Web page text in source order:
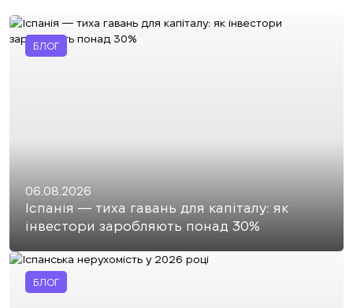
БЛОГ
06.08.2026
Іспанія — тиха гавань для капіталу: як
інвестори заробляють понад 30%
БЛОГ